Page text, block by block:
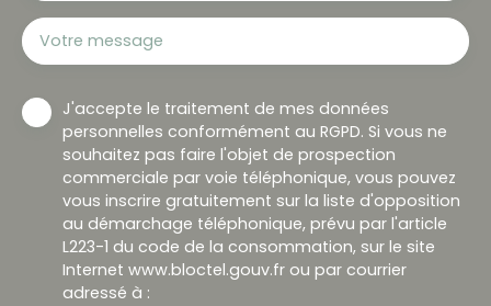
Votre message
J'accepte le traitement de mes données
personnelles conformément au RGPD. Si vous ne
souhaitez pas faire l'objet de prospection
commerciale par voie téléphonique, vous pouvez
vous inscrire gratuitement sur la liste d'opposition
au démarchage téléphonique, prévu par l'article
L223-1 du code de la consommation, sur le site
Internet www.bloctel.gouv.fr ou par courrier
adressé à :